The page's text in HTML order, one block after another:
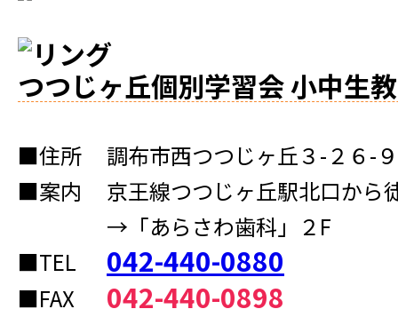
つつじヶ丘個別学習会 小中生
■住所
調布市西つつじヶ丘３-２６-
■案内
京王線つつじヶ丘駅北口から
→「あらさわ歯科」２F
■TEL
042-440-0880
■FAX 042-440-0898